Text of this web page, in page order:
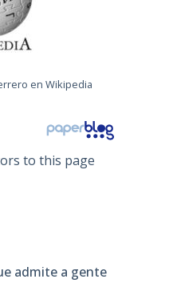
en Wikipedia
admite a gente